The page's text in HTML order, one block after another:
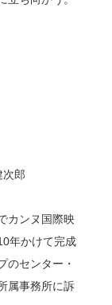
次郎
カンヌ国際映
年かけて完成
のセンター・
属事務所に訴